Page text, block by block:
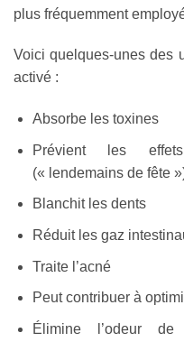
plus fréquemment
Voici quelques-unes des
activé :
Absorbe les toxines
Prévient les
(« lendemains de fête
Blanchit les dents
Réduit les gaz
Traite l’acné
Peut contribuer à
Élimine l’odeur